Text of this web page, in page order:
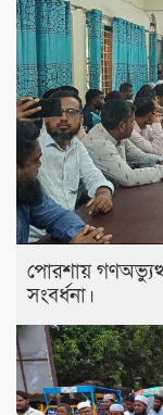
পোরশায়
সংবর্ধনা।